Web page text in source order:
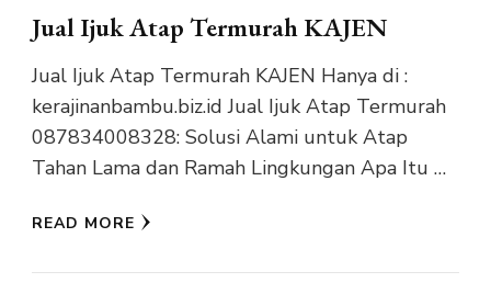
Jual Ijuk Atap Termurah KAJEN
Jual Ijuk Atap Termurah KAJEN Hanya di :
kerajinanbambu.biz.id Jual Ijuk Atap Termurah
087834008328: Solusi Alami untuk Atap
Tahan Lama dan Ramah Lingkungan Apa Itu …
READ MORE